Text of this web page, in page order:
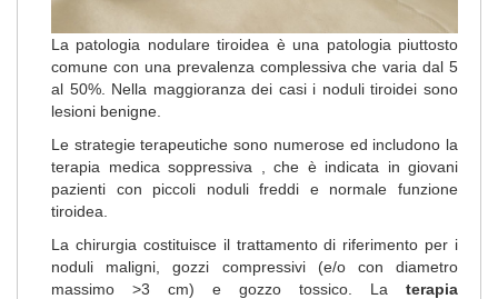
La patologia nodulare tiroidea è una patologia piuttosto
comune con una prevalenza complessiva che varia dal 5
al 50%.
Nella maggioranza dei casi i noduli tiroidei sono
lesioni benigne.
Le strategie terapeutiche sono numerose ed includono la
terapia medica soppressiva , che è indicata in giovani
pazienti con piccoli noduli freddi e normale funzione
tiroidea.
La chirurgia costituisce il trattamento di riferimento per i
noduli maligni, gozzi compressivi (e/o con diametro
massimo >3 cm) e gozzo tossico. La terapia